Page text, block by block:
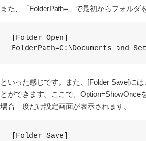
また、「FolderPath=」で最初からフォルダ
[Folder Open]
FolderPath=C:\Documents and
といった感じです。また、[Folder Save]に
とができます。ここで、Option=ShowOnce
場合一度だけ設定画面が表示されます。
[Folder Save]